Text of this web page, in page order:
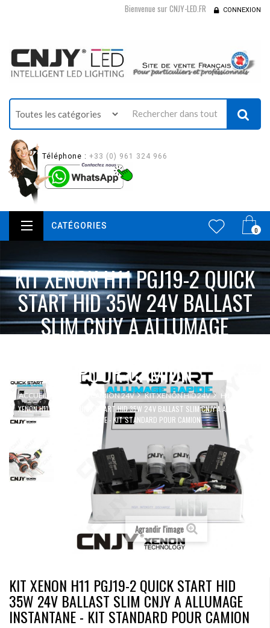
Bienvenue sur CNJY-LED.FR CONNEXION
Téléphone : +33 (0) 961 324 966
0
CATÉGORIES
KIT XENON H11 PGJ19-2 QUICK
START HID 35W 24V BALLAST
SLIM CNJY A ALLUMAGE
POUR CAMION
ACCUEIL SPÉCIAL CAMION 24V KIT XENON HID 24V H11
XENON H11 PGJ19-2 QUICK START HID 35W 24V BALLAST SLIM CNJY A ALLUMAGE
INSTANTANE - KIT STANDARD POUR CAMION
Agrandir l'image
KIT XENON H11 PGJ19-2 QUICK START HID
35W 24V BALLAST SLIM CNJY A ALLUMAGE
INSTANTANE - KIT STANDARD POUR CAMION